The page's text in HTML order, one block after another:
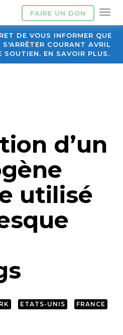
FAIRE UN DON
DE VOUS INFORMER QUE
COURANT AVRIL
EN SAVOIR PLUS.
d’un
utilisé
ETATS-UNIS
FRANCE